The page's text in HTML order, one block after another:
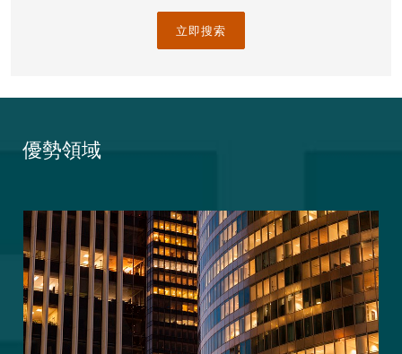
立即搜索
優勢領域